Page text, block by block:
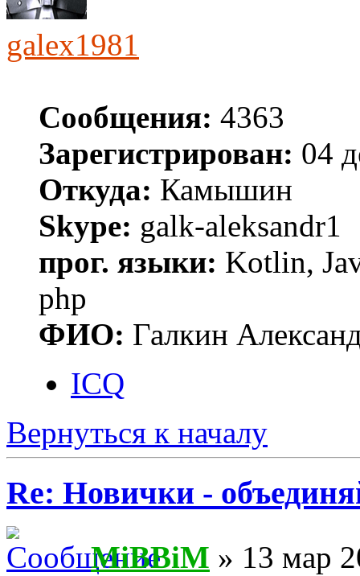
galex1981
Сообщения: 4363
Зарегистрирован: 04
Откуда: Камышин
Skype: galk-aleksandr1
прог. языки: Kotlin,
php
ФИО: Галкин
ICQ
Вернуться к началу
Re: Новички -
MiBBiM » 13 мар